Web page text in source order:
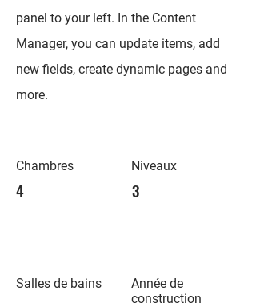
panel to your left. In the Content
Manager, you can update items, add
new fields, create dynamic pages and
more.
Chambres
4
Salles de bains
Niveaux
3
Année de
construction